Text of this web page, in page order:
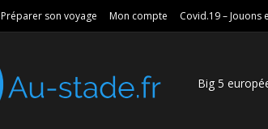
Préparer son voyage Mon compte Covid.19 – Jouons
Big 5